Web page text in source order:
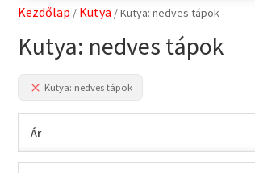
Kezdőlap / Kutya / Kutya: nedves tápok
Kutya: nedves tápok
Kutya: nedves tápok
Ár